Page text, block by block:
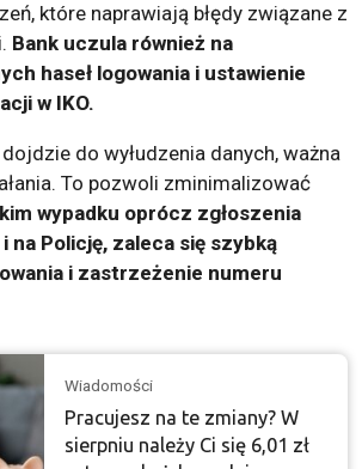
które naprawiają błędy związane z
Bank uczula również na
haseł logowania i ustawienie
w IKO.
do wyłudzenia danych, ważna
To pozwoli zminimalizować
wypadku oprócz zgłoszenia
na Policję, zaleca się szybką
i zastrzeżenie numeru
Wiadomości
Pracujesz na te zmiany? W
sierpniu należy Ci się 6,01 zł